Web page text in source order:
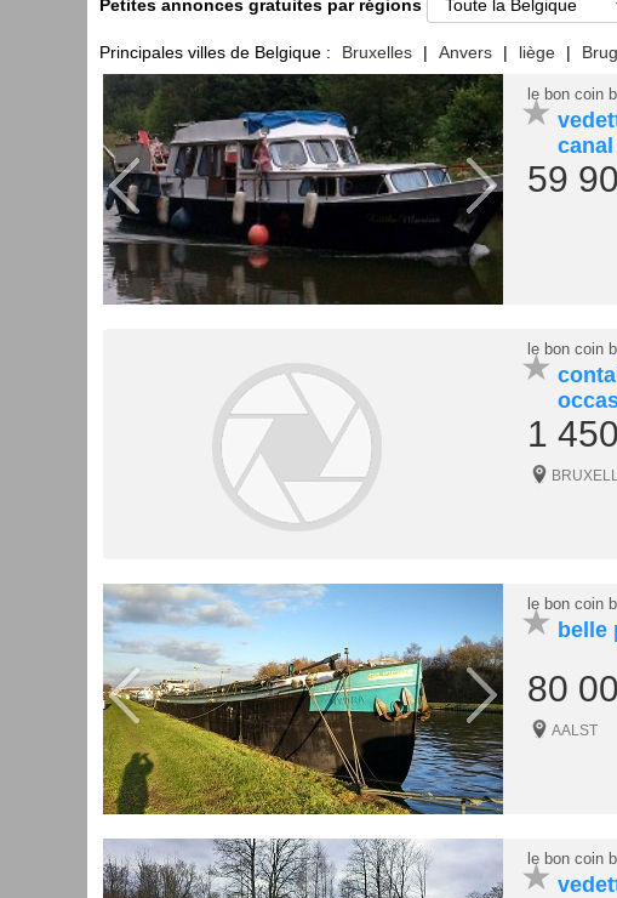
Petites annonces gratuites par régions
Principales villes de Belgique : Bruxelles | Anvers | liège |
le bon coin
59
★
le bon coin
1
★
belle
le bon coin
80
AALST
★
le bon coin
★